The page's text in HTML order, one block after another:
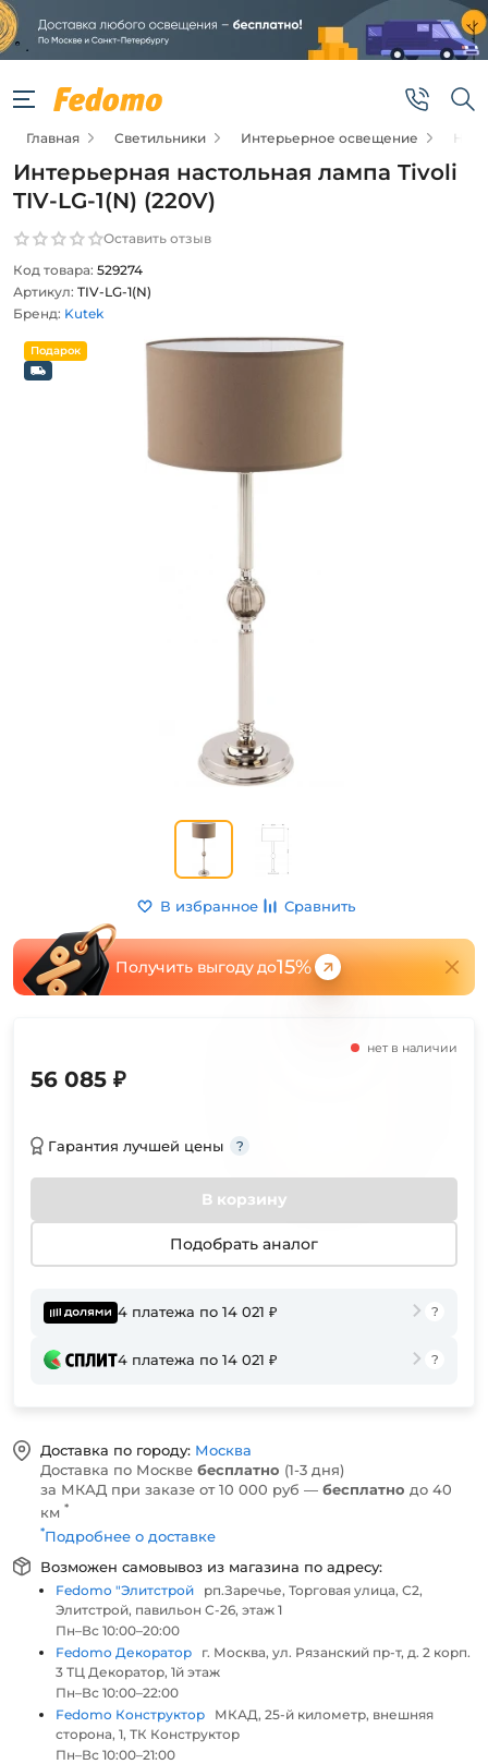
Главная Светильники Интерьерное освещение
Интерьерная настольная лампа Tivoli
TIV-LG-1(N) (220V)
Оставить отзыв
Код товара: 529274
Артикул: TIV-LG-1(N)
Бренд: Kutek
В избранное Сравнить
Получить выгоду до15%
нет в наличии
56 085 ₽
Гарантия лучшей цены
В корзину
Подобрать аналог
4 платежа по 14 021 ₽
4 платежа по 14 021 ₽
Доставка по городу: Москва
Доставка по Москве бесплатно (1-3 дня)
за МКАД при заказе от 10 000 руб — бесплатно до 40
км *
*Подробнее о доставке
Возможен самовывоз из магазина по адресу:
Fedomo "Элитстрой
рп.Заречье, Торговая улица, С2,
Элитстрой, павильон С-26, этаж 1
Пн–Вс 10:00–20:00
Fedomo Декоратор
г. Москва, ул. Рязанский пр-т, д. 2 корп.
3 ТЦ Декоратор, 1й этаж
Пн–Вс 10:00–22:00
Fedomo Конструктор
МКАД, 25-й километр, внешняя
сторона, 1, ТК Конструктор
Пн–Вс 10:00–21:00